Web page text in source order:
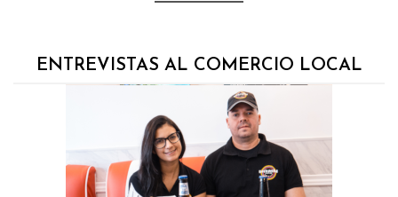
ENTREVISTAS AL COMERCIO LOCAL